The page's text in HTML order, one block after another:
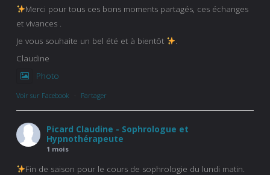
Merci pour tous ces bons moments partagés, ces échanges
et vivances .
Je vous souhaite un bel été et à bientôt
.
Claudine
Photo
Voir sur Facebook · Partager
Picard Claudine - Sophrologue et
Hypnothérapeute
1 mois
Fin de saison pour le cours de sophrologie du lundi matin.